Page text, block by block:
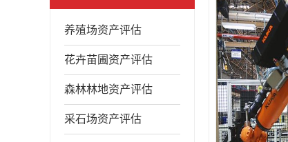
养殖场资产评估
花卉苗圃资产评估
森林林地资产评估
采石场资产评估